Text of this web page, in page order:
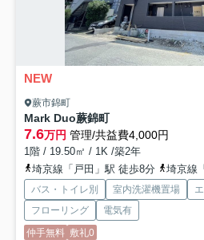
NEW
蕨市錦町
Mark Duo蕨錦町
7.6万円 管理/共益費4,000円
1階 / 19.50㎡ / 1K /築2年
埼京線「戸田」駅 徒歩8分
埼京線
バス・トイレ別 室内洗濯機置場
フローリング
電気有
仲手無料 敷礼0